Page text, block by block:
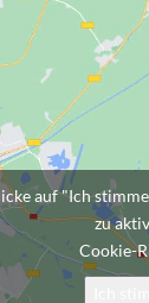
auf "Ich
zu
Cookie-